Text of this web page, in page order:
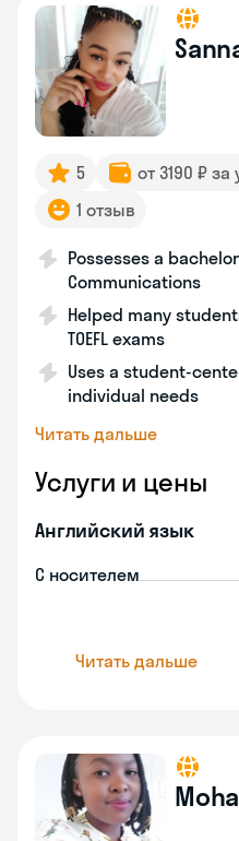
5 от 3190 ₽ за
1 отзыв
Possesses a
Communications
Helped many
TOEFL exams
Uses a student-
individual needs
Читать дальше
Услуги и цены
Английский язык
С носителем
Читать дальше